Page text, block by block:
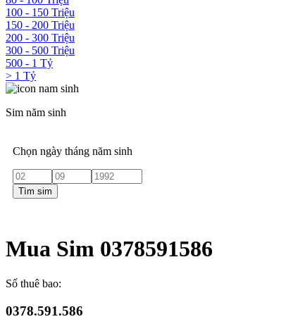
100 - 150 Triệu
150 - 200 Triệu
200 - 300 Triệu
300 - 500 Triệu
500 - 1 Tỷ
> 1 Tỷ
Sim năm sinh
Chọn ngày tháng năm sinh
Tìm sim
Mua Sim 0378591586
Số thuê bao:
0378.591.586